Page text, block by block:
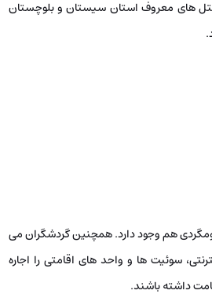
‌های معروف استان سیستان و بلوچستان
هم وجود دارد. همچنین گردشگران می‌
سوئیت‌ ها و واحد های اقامتی را اجاره
داشته باشند.